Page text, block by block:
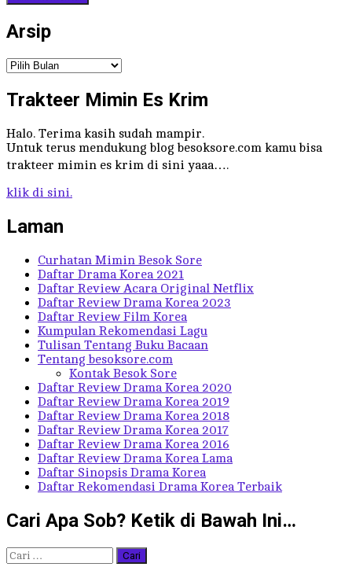
Arsip
Arsip
Trakteer Mimin Es Krim
Halo. Terima kasih sudah mampir.
Untuk terus mendukung blog besoksore.com kamu bisa
trakteer mimin es krim di sini yaaa….
klik di sini.
Laman
Curhatan Mimin Besok Sore
Daftar Drama Korea 2021
Daftar Review Acara Original Netflix
Daftar Review Drama Korea 2023
Daftar Review Film Korea
Kumpulan Rekomendasi Lagu
Tulisan Tentang Buku Bacaan
Tentang besoksore.com
Kontak Besok Sore
Daftar Review Drama Korea 2020
Daftar Review Drama Korea 2019
Daftar Review Drama Korea 2018
Daftar Review Drama Korea 2017
Daftar Review Drama Korea 2016
Daftar Review Drama Korea Lama
Daftar Sinopsis Drama Korea
Daftar Rekomendasi Drama Korea Terbaik
Cari Apa Sob? Ketik di Bawah Ini…
Cari
untuk: